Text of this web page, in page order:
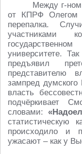
Между г-
от КПРФ Олегом
перепалка.
участниками
университете.
предъявил
представителю
зампред
власть
подчёркивает
словами:
статистическую
происходило и
ужасают – как у